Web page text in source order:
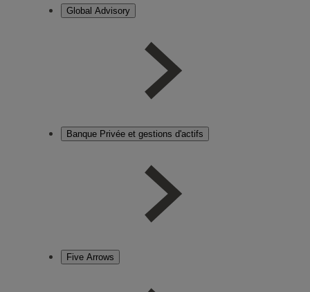
Global Advisory
Banque Privée et gestions d'actifs
Five Arrows